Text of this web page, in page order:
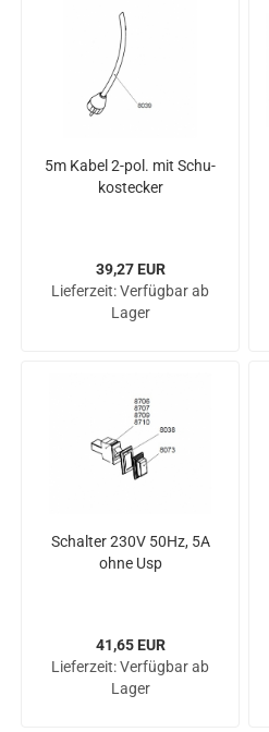
5m Kabel 2-pol. mit Schu­
ko­ste­cker
39,27 EUR
Lieferzeit:Verfügbar ab
Lager
Schal­ter 230V 50Hz, 5A
ohne Usp
41,65 EUR
Lieferzeit:Verfügbar ab
Lager